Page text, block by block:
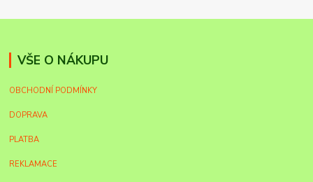
VŠE O NÁKUPU
OBCHODNÍ PODMÍNKY
DOPRAVA
PLATBA
REKLAMACE